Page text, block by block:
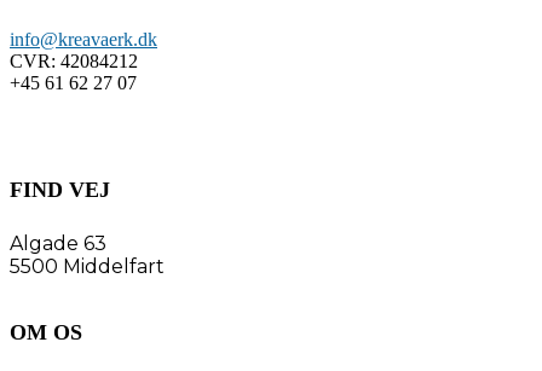
info@kreavaerk.dk
CVR: 42084212
+45 61 62 27 07
FIND VEJ
Algade 63
5500 Middelfart
OM OS